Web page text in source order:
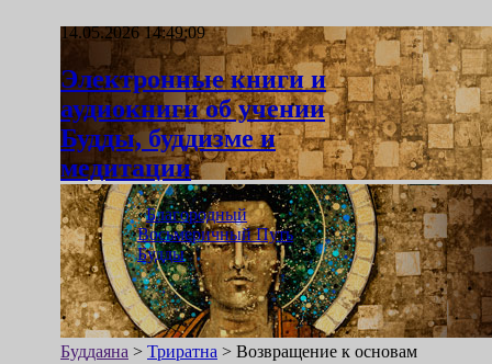
Буддаяна > Триратна > Возвращение к основам
14.05.2026 14:49:09
Электронные книги и
аудиокниги об учении
Будды, буддизме и
медитации
«Благородный
Восьмеричный Путь
Будды»